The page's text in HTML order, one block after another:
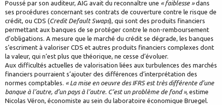
Poussé par son auditeur, AIG avait du reconnaître une « faiblesse »dans
ses procédures concernant ses contrats de couverture contre le risque de
crédit, ou CDS (Credit Default Swaps), qui sont des produits financiers
permettant aux banques de se protéger contre le non-remboursement
d’obligations. A mesure que le marché du crédit se dégrade, les banques
s’escriment à valoriser CDS et autres produits financiers complexes dont
la valeur, qui n’est plus que théorique, ne cesse d’évoluer.
Aux difficultés actuelles de valorisation liées aux turbulences des marchés
financiers pourraient s’ajouter des différences d’interprétation des
normes comptables. « La mise en oeuvre des IFRS est très différente d’une
banque à l’autre, d’un pays à l’autre. C’est un problème de fond », estime
Nicolas Véron, économiste au sein du laboratoire économique Bruegel.